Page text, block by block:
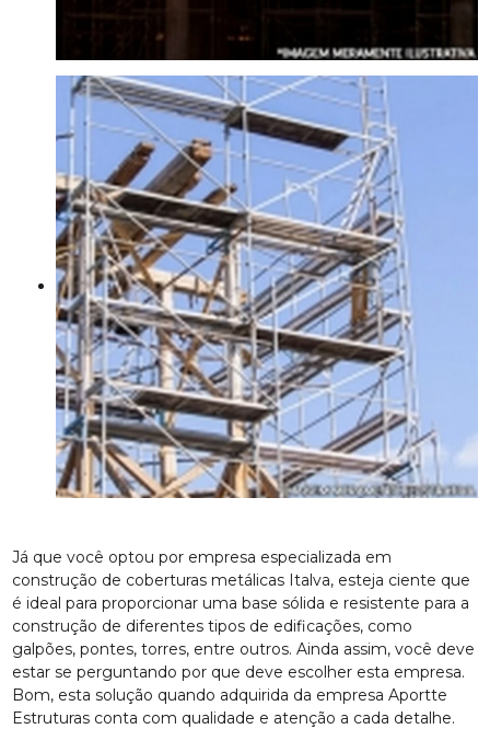
Já que você optou por empresa especializada em
construção de coberturas metálicas Italva, esteja ciente que
é ideal para proporcionar uma base sólida e resistente para a
construção de diferentes tipos de edificações, como
galpões, pontes, torres, entre outros. Ainda assim, você deve
estar se perguntando por que deve escolher esta empresa.
Bom, esta solução quando adquirida da empresa Aportte
Estruturas conta com qualidade e atenção a cada detalhe.